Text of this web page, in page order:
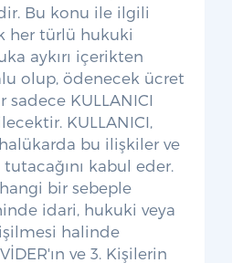
Bu konu ile ilgili
her türlü hukuki
aykırı içerikten
olup, ödenecek ücret
KULLANICI
KULLANICI,
halükarda bu ilişkiler ve
tutacağını kabul eder.
bir sebeple
idari, hukuki veya
halinde
ve 3. Kişilerin